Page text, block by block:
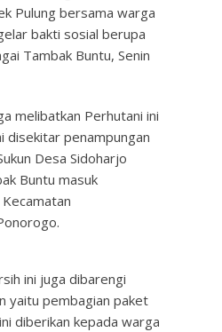
Pulung bersama warga
bakti sosial berupa
Tambak Buntu, Senin
melibatkan Perhutani ini
disekitar penampungan
Desa Sidoharjo
Buntu masuk
ini juga dibarengi
yaitu pembagian paket
diberikan kepada warga